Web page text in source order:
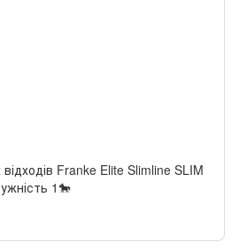
Franke Elite Slimline SLIM
1🐎